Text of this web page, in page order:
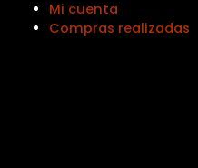
Mi cuenta
Compras realizadas